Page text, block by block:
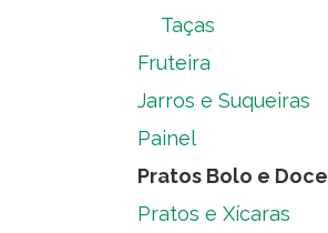
Taças
Fruteira
Jarros e Suqueiras
Painel
Pratos Bolo e Doce
Pratos e Xícaras